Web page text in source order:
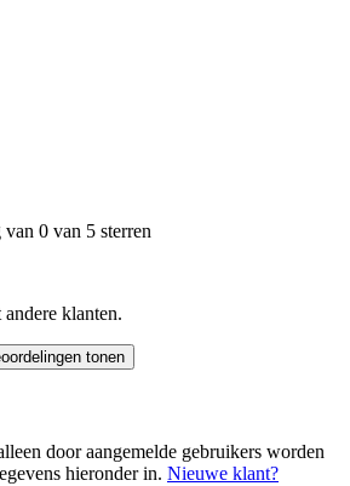
0 van 5 sterren
klanten.
tonen
door aangemelde gebruikers worden
hieronder in. Nieuwe klant?